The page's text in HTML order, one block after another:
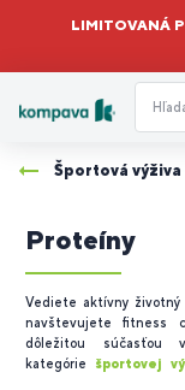
LIMITOVANÁ
Športová výživa
Proteíny
Vediete aktívny
navštevujete fitness
dôležitou súčasťou
kategórie
športovej